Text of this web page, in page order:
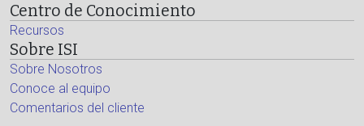
Centro de Conocimiento
Recursos
Sobre ISI
Sobre Nosotros
Conoce al equipo
Comentarios del cliente